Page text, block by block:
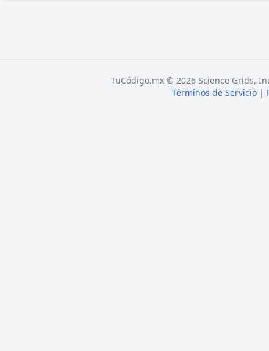
TuCódigo.mx © 2026 Science Grids,
Términos de Servicio |